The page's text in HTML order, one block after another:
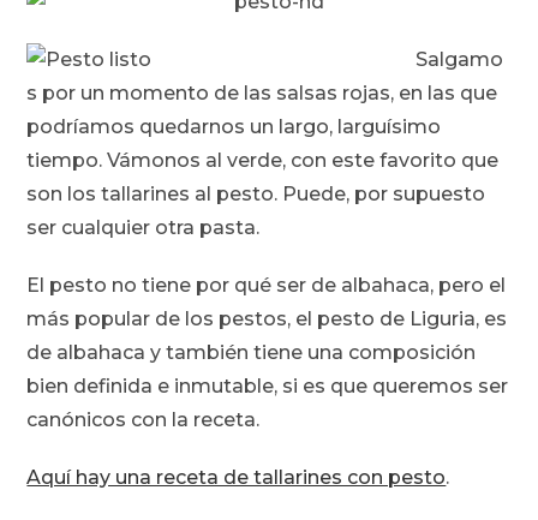
Salgamo
s por un momento de las salsas rojas, en las que
podríamos quedarnos un largo, larguísimo
tiempo. Vámonos al verde, con este favorito que
son los tallarines al pesto. Puede, por supuesto
ser cualquier otra pasta.
El pesto no tiene por qué ser de albahaca, pero el
más popular de los pestos, el pesto de Liguria, es
de albahaca y también tiene una composición
bien definida e inmutable, si es que queremos ser
canónicos con la receta.
Aquí hay una receta de tallarines con pesto.